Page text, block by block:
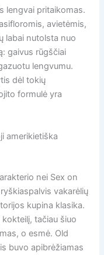
lengvai pritaikomas.
avietėmis,
labai nutolsta nuo
gaivus rūgščiai
lengvumu.
dėl tokių
formulė yra
amerikietiška
nei Sex on
vakarėlių
kupina klasika.
tačiau šiuo
o esmė. Old
buvo apibrėžiamas